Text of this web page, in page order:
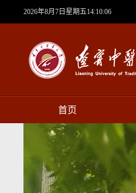
2026年8月7日星期五14:10:06
首页